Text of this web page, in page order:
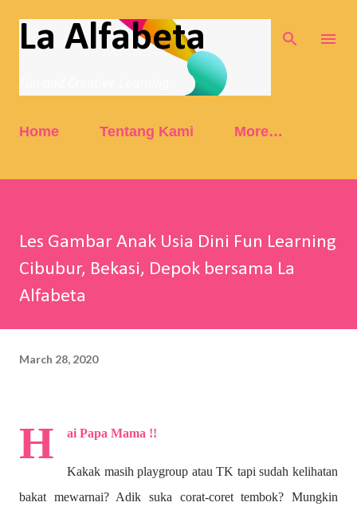
Skip to main content
La Alfabeta
Home Tentang Kami More…
Les Gambar Anak Usia Dini Fun Learning
Cibubur, Bekasi, Depok bersama La
Alfabeta
March 28, 2020
H ai Papa Mama !!
Kakak masih playgroup atau TK tapi sudah kelihatan
bakat mewarnai? Adik suka corat-coret tembok? Mungkin